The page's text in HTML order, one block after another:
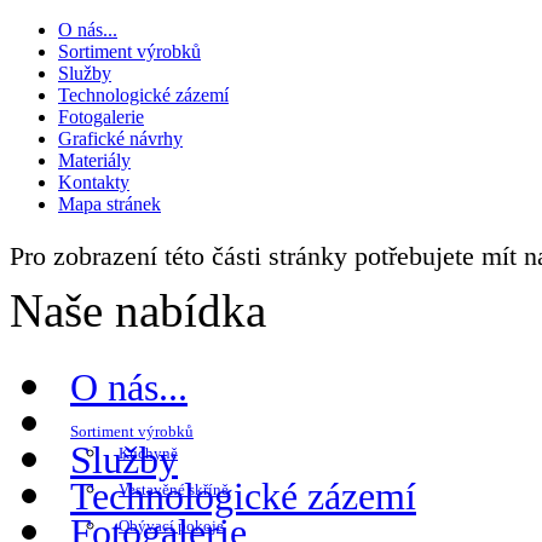
O nás...
Sortiment výrobků
Služby
Technologické zázemí
Fotogalerie
Grafické návrhy
Materiály
Kontakty
Mapa stránek
Pro zobrazení této části stránky potřebujete mít
Naše nabídka
O nás...
Sortiment výrobků
Kuchyně
Vestavěné skříně
Obývací pokoje
Služby
Technologické zázemí
Fotogalerie